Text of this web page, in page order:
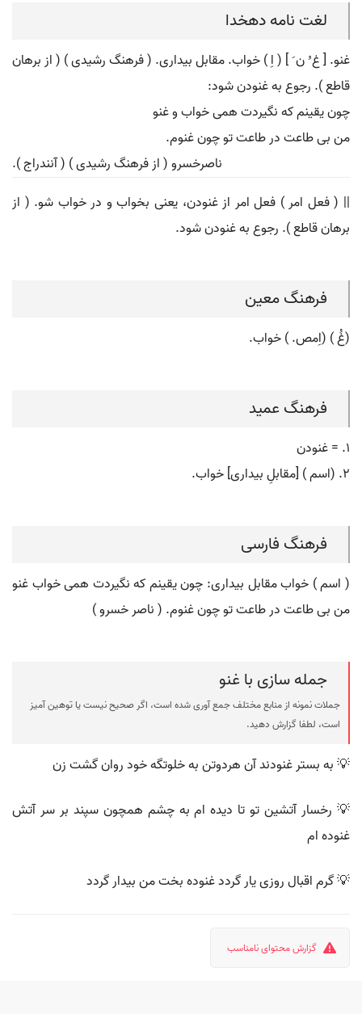
لغت نامه دهخدا
غنو. [ غ ُ ن َ ] ( اِ ) خواب. مقابل بیداری. ( فرهنگ رشیدی ) ( از برهان
قاطع ). رجوع به غنودن شود:
چون یقینم که نگیردت همی خواب و غنو
من بی طاعت در طاعت تو چون غنوم.
ناصرخسرو ( از فرهنگ رشیدی ) ( آنندراج ).
|| ( فعل امر ) فعل امر از غنودن، یعنی بخواب و در خواب شو. ( از
برهان قاطع ). رجوع به غنودن شود.
فرهنگ معین
(غُ ) (اِمص. ) خواب.
فرهنگ عمید
۱. = غنودن
۲. (اسم ) [مقابلِ بیداری] خواب.
فرهنگ فارسی
( اسم ) خواب مقابل بیداری: چون یقینم که نگیردت همی خواب غنو
من بی طاعت در طاعت تو چون غنوم. ( ناصر خسرو )
جمله سازی با غنو
جملات نمونه از منابع مختلف جمع آوری شده است، اگر صحیح نیست یا توهین آمیز
است، لطفا گزارش دهید.
💡 به بستر غنودند آن هردوتن به خلوتگه خود روان گشت زن
💡 رخسار آتشین تو تا دیده ام به چشم همچون سپند بر سر آتش
غنوده ام
💡 گرم اقبال روزی یار گردد غنوده بخت من بیدار گردد
گزارش محتوای نامناسب